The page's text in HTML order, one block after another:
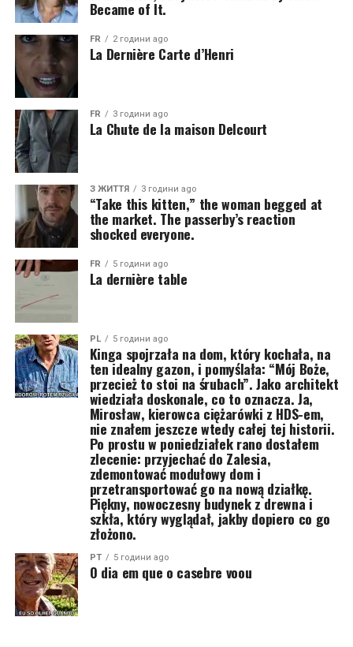
Became of It.
FR 2 години ago
La Dernière Carte d’Henri
FR 3 години ago
La Chute de la maison Delcourt
З ЖИТТЯ 3 години ago
“Take this kitten,” the woman begged at
the market. The passerby’s reaction
shocked everyone.
FR 5 години ago
La dernière table
PL 5 години ago
Kinga spojrzała na dom, który kochała, na
ten idealny gazon, i pomyślała: “Mój Boże,
przecież to stoi na śrubach”. Jako architekt
wiedziała doskonale, co to oznacza. Ja,
Mirosław, kierowca ciężarówki z HDS-em,
nie znałem jeszcze wtedy całej tej historii.
Po prostu w poniedziałek rano dostałem
zlecenie: przyjechać do Zalesia,
zdemontować modułowy dom i
przetransportować go na nową działkę.
Piękny, nowoczesny budynek z drewna i
szkła, który wyglądał, jakby dopiero co go
złożono.
PT 5 години ago
O dia em que o casebre voou